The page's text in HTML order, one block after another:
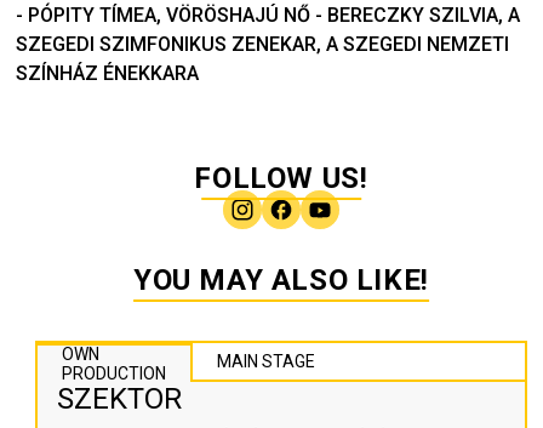
- PÓPITY TÍMEA, VÖRÖSHAJÚ NŐ - BERECZKY SZILVIA, A
SZEGEDI SZIMFONIKUS ZENEKAR, A SZEGEDI NEMZETI
SZÍNHÁZ ÉNEKKARA
FOLLOW US!
YOU MAY ALSO LIKE!
OWN
PRODUCTION
MAIN STAGE
SZEKTOR